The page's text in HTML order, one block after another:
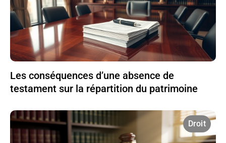
Les conséquences d’une absence de
testament sur la répartition du patrimoine
Droit